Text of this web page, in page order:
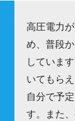
高圧電力
め、普段
していま
いてもら
自分で予
す。また